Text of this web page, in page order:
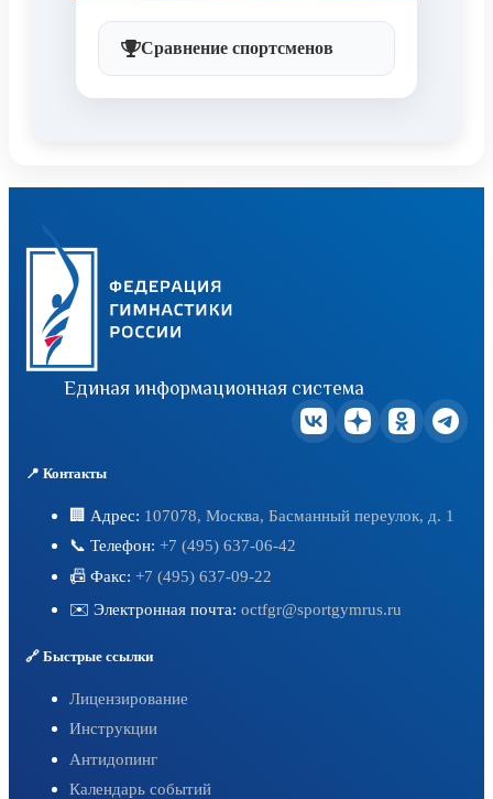
Сравнение спортсменов
Единая информационная система
📍 Контакты
🏢 Адрес: 107078, Москва, Басманный переулок, д. 1
📞 Телефон: +7 (495) 637-06-42
📠 Факс: +7 (495) 637-09-22
✉️ Электронная почта: octfgr@sportgymrus.ru
🔗 Быстрые ссылки
Лицензирование
Инструкции
Антидопинг
Календарь событий